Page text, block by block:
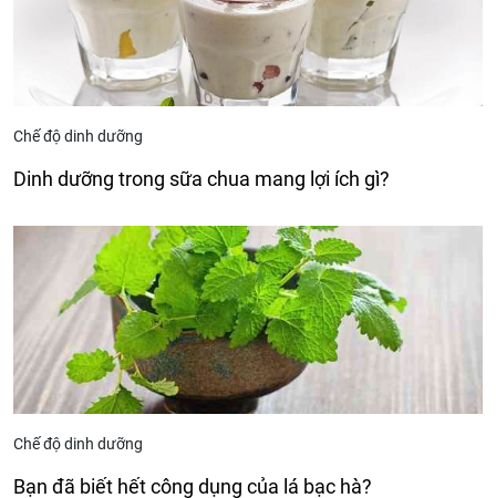
Chế độ dinh dưỡng
Dinh dưỡng trong sữa chua mang lợi ích gì?
Chế độ dinh dưỡng
Bạn đã biết hết công dụng của lá bạc hà?